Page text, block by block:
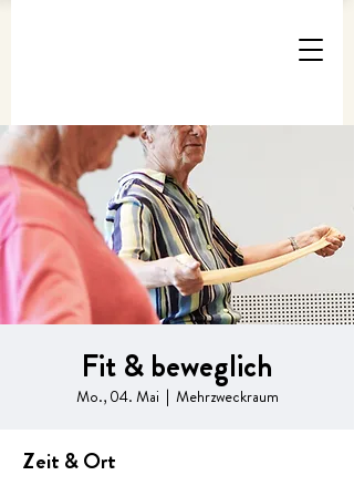
Fit & beweglich
Mo., 04. Mai
  |
Mehrzweckraum
Zeit & Ort